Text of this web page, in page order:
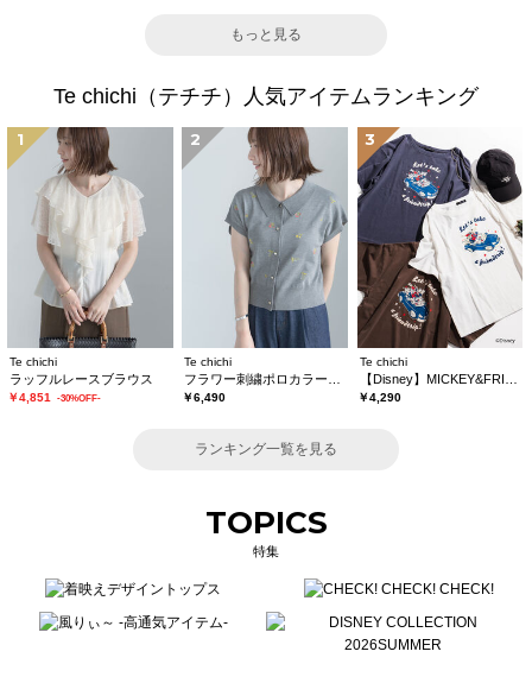
もっと見る
Te chichi（テチチ）人気アイテムランキング
1
Te chichi
ラッフルレースブラウス
￥4,851 -30%OFF-
2
Te chichi
￥6,490
3
Te chichi
￥4,290
ランキング一覧を見る
TOPICS
特集